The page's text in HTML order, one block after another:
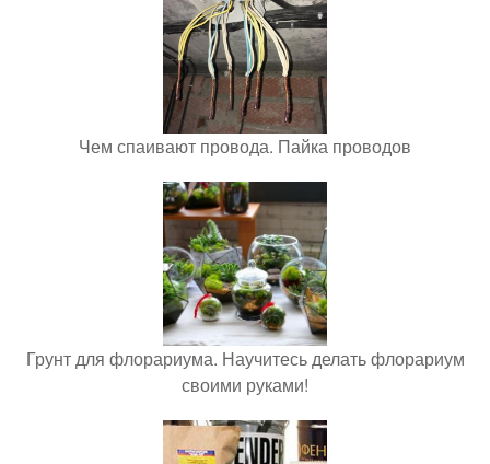
Чем спаивают провода. Пайка проводов
Грунт для флорариума. Научитесь делать флорариум
своими руками!